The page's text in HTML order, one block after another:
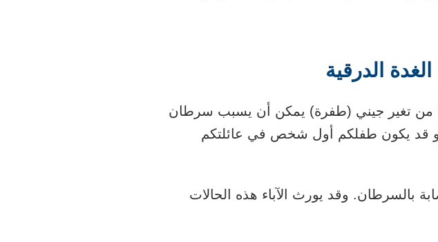
الدرقية
من تغير جيني (طفرة) يمكن أن يسبب سرطان
أو قد يكون طفلكم أول شخص في عائلتكم
بالسرطان. وقد يورث الآباء هذه الحالات